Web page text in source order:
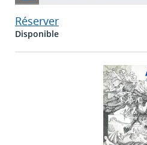
Réserver
Disponible